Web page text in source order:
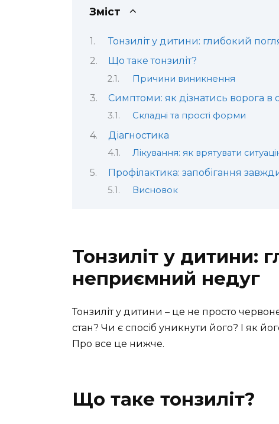
Зміст
Тонзиліт у дитини: глибокий
Що таке тонзиліт?
Причини виникнення
Симптоми: як дізнатись ворога в
Складні та прості форми
Діагностика
Лікування: як врятувати
Профілактика: запобігання
Висновок
Тонзиліт у дитини:
неприємний недуг
Тонзиліт у дитини – це не просто
стан? Чи є спосіб уникнути його? І як
Про все це нижче.
Що таке тонзиліт?